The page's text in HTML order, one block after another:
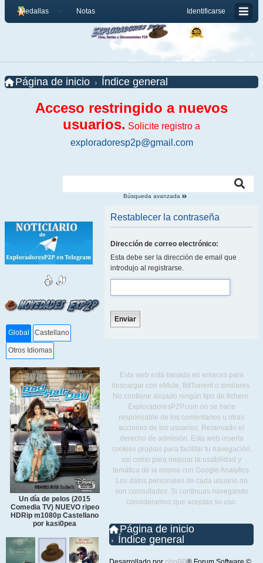
Identificarse
Medallas Notas
Página de inicio Índice general
Acceso restringido a nuevos
usuarios. Solicite registro a
exploradoresp2p@gmail.com
Búsqueda avanzada
Global Castellano
Otros Idiomas
Un día de pelos (2015
Comedia TV) NUEVO ripeo
HDRip m1080p Castellano
por kasi0pea
Restablecer la contraseña
Dirección de correo electrónico:
Esta debe ser la dirección de email que
introdujo al registrarse.
Esta web está basada en enlaces para
descargar con eMule, BitTorrent o similares.
No contiene alojado ningún tipo de fichero.
ExploradoresP2P.com no se hace
responsable de los comentarios u otras
acciones de los usuarios. Reservado el
derecho de admisión. Esta web inserta
cookies propias para facilitar tu navegación,
así como para mejorar la usabilidad y
temática de la misma con Google Analytics.
Los datos personales de cada usuario no
son consultados. Si continuas navegando
consideramos que aceptas su uso.
Página de inicio
Índice general